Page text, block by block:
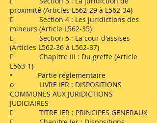
proximité (Articles L562-29 à L562-34)
 Section 4 : Les juridictions des
mineurs (Article L562-35)
 Section 5 : La cour d'assises
(Articles L562-36 à L562-37)
 Chapitre III : Du greffe (Article
L563-1)
• Partie réglementaire
o LIVRE IER : DISPOSITIONS
COMMUNES AUX JURIDICTIONS
JUDICIAIRES
 TITRE IER : PRINCIPES GENERAUX